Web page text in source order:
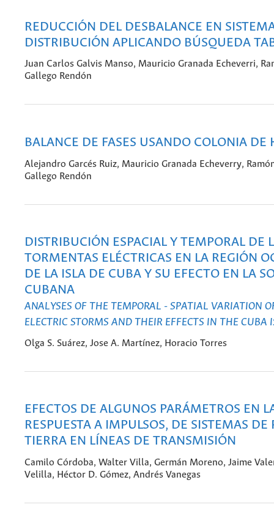
REDUCCIÓN DEL DESBALANCE EN
DISTRIBUCIÓN APLICANDO BÚSQUEDA
Juan Carlos Galvis Manso, Mauricio Granada Echeverri,
Gallego Rendón
BALANCE DE FASES USANDO COLONIA DE
Alejandro Garcés Ruiz, Mauricio Granada Echeverry,
Gallego Rendón
DISTRIBUCIÓN ESPACIAL Y TEMPORAL DE
TORMENTAS ELÉCTRICAS EN LA REGIÓN
DE LA ISLA DE CUBA Y SU EFECTO EN LA
CUBANA
ANALYSES OF THE TEMPORAL - SPATIAL VARIATION
ELECTRIC STORMS AND THEIR EFFECTS IN THE CUBA
Olga S. Suárez, Jose A. Martínez, Horacio Torres
EFECTOS DE ALGUNOS PARÁMETROS EN
RESPUESTA A IMPULSOS, DE SISTEMAS DE
TIERRA EN LÍNEAS DE TRANSMISIÓN
Camilo Córdoba, Walter Villa, Germán Moreno, Jaime
Velilla, Héctor D. Gómez, Andrés Vanegas